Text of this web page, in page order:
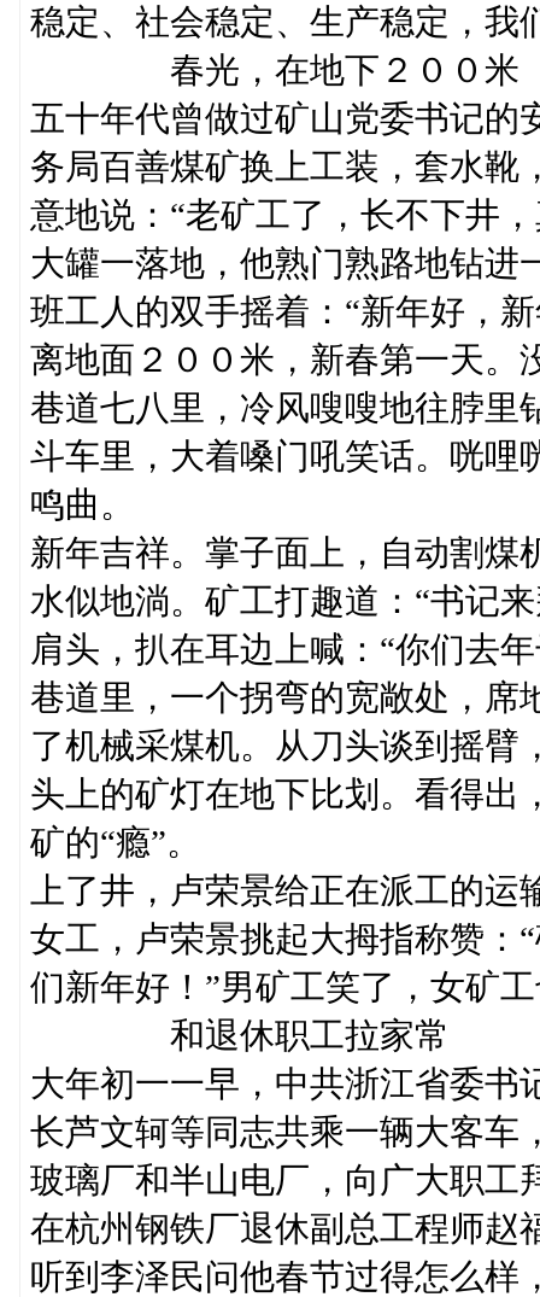
稳定、社会稳定、生产稳定，我
春光，在地下２００米
五十年代曾做过矿山党委书记的
务局百善煤矿换上工装，套水靴
意地说：“老矿工了，长不下井
大罐一落地，他熟门熟路地钻进
班工人的双手摇着：“新年好，
离地面２００米，新春第一天。
巷道七八里，冷风嗖嗖地往脖里
斗车里，大着嗓门吼笑话。咣哩
鸣曲。
新年吉祥。掌子面上，自动割煤
水似地淌。矿工打趣道：“书记
肩头，扒在耳边上喊：“你们去
巷道里，一个拐弯的宽敞处，席
了机械采煤机。从刀头谈到摇臂
头上的矿灯在地下比划。看得出
矿的“瘾”。
上了井，卢荣景给正在派工的
女工，卢荣景挑起大拇指称赞：
们新年好！”男矿工笑了，女矿
和退休职工拉家常
大年初一一早，中共浙江省委书
长芦文轲等同志共乘一辆大客车
玻璃厂和半山电厂，向广大职工
在杭州钢铁厂退休副总工程师赵
听到李泽民问他春节过得怎么样